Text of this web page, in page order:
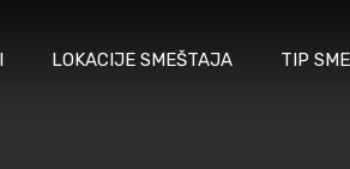
LOKACIJE SMEŠTAJA TIP